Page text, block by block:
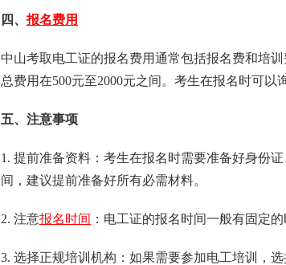
四、 报名费用
中山考取电工证的报名费用通常包括报名费和培
总费用在500元至2000元之间。考生在报名时可以
五、注意事项
1. 提前准备资料：考生在报名时需要准备好身份
间，建议提前准备好所有必需材料。
2. 注意报名时间 ：电工证的报名时间一般有固定
3. 选择正规培训机构：如果需要参加电工培训，